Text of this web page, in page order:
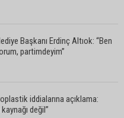
Başkanı Erdinç Altıok: “Ben
partimdeyim”
iddialarına açıklama:
değil”